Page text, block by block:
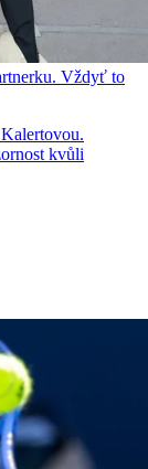
Vždyť to
kvůli